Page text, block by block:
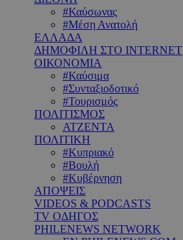
#Καύσωνας
#Μέση Ανατολή
ΕΛΛΑΔΑ
ΔΗΜΟΦΙΛΗ ΣΤΟ INTERNET
ΟΙΚΟΝΟΜΙΑ
#Καύσιμα
#Συνταξιοδοτικό
#Τουρισμός
ΠΟΛΙΤΙΣΜΟΣ
ΑΤΖΕΝΤΑ
ΠΟΛΙΤΙΚΗ
#Κυπριακό
#Βουλή
#Κυβέρνηση
ΑΠΟΨΕΙΣ
VIDEOS & PODCASTS
TV ΟΔΗΓΟΣ
PHILENEWS NETWORK